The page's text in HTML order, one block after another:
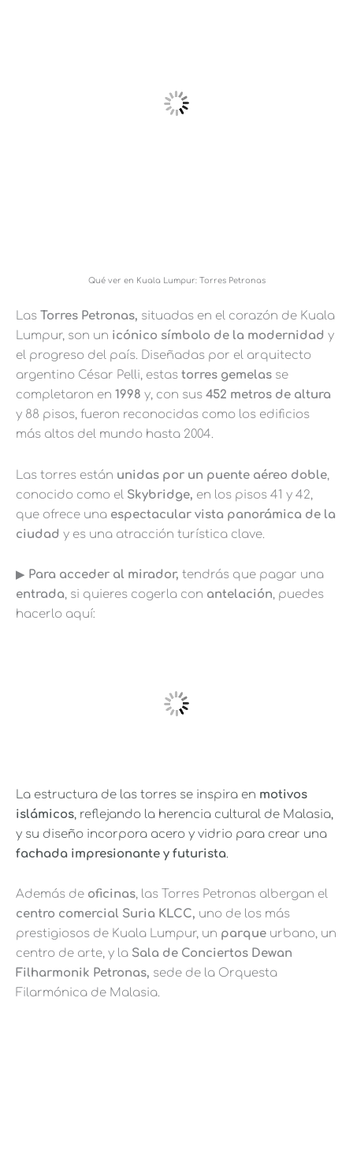
Qué ver en Kuala Lumpur: Torres Petronas
Las Torres Petronas, situadas en el corazón de Kuala
Lumpur, son un icónico símbolo de la modernidad y
el progreso del país. Diseñadas por el arquitecto
argentino César Pelli, estas torres gemelas se
completaron en 1998 y, con sus 452 metros de altura
y 88 pisos, fueron reconocidas como los edificios
más altos del mundo hasta 2004.
Las torres están unidas por un puente aéreo doble,
conocido como el Skybridge, en los pisos 41 y 42,
que ofrece una espectacular vista panorámica de la
ciudad y es una atracción turística clave.
▶︎ Para acceder al mirador, tendrás que pagar una
entrada, si quieres cogerla con antelación, puedes
hacerlo aquí:
La estructura de las torres se inspira en motivos
islámicos, reflejando la herencia cultural de Malasia,
y su diseño incorpora acero y vidrio para crear una
fachada impresionante y futurista.
Además de oficinas, las Torres Petronas albergan el
centro comercial Suria KLCC, uno de los más
prestigiosos de Kuala Lumpur, un parque urbano, un
centro de arte, y la Sala de Conciertos Dewan
Filharmonik Petronas, sede de la Orquesta
Filarmónica de Malasia.